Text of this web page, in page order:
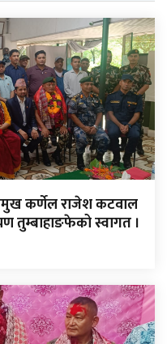
कर्णेल राजेश कटवाल
तुम्बाहाङफेको स्वागत ।